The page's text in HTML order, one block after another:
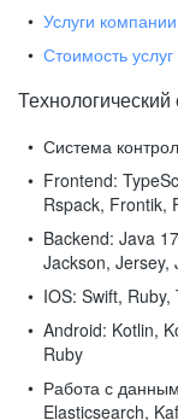
Услуги компании
Стоимость услуг
Технологический
Система
Frontend:
Rspack, Frontik,
Backend: Java
Jackson, Jersey,
IOS: Swift, Ruby,
Android: Kotlin,
Ruby
Работа с
Elasticsearch,